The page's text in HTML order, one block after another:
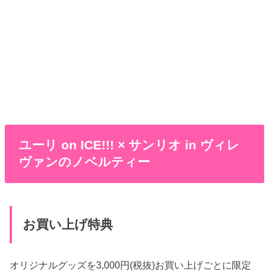
ユーリ on ICE!!! × サンリオ in ヴィレ
ヴァンのノベルティー
お買い上げ特典
オリジナルグッズを3,000円(税抜)お買い上げごとに限定